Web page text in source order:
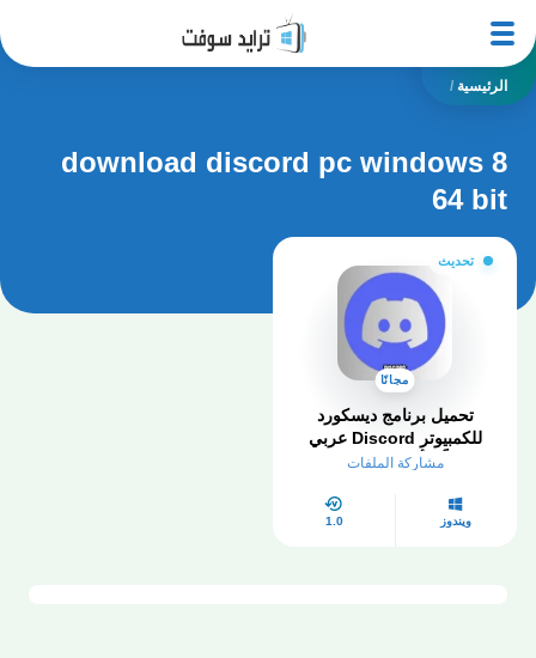
الرئيسية /
download discord pc windows 8
64 bit
تحديث
مجانًا
تحميل برنامج ديسكورد
للكمبيوتر Discord عربي
مجاناً – أخر إصدار 2025
مشاركة الملفات
ويندوز 1.0